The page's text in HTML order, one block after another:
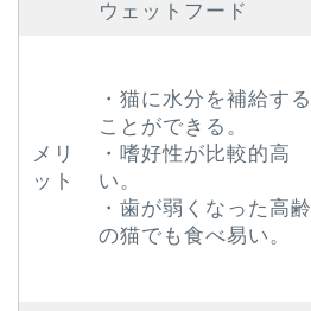
ウェットフード
メリ
ット
・猫に水分を補給する
ことができる。
・嗜好性が比較的高
い。
・歯が弱くなった高齢
の猫でも食べ易い。